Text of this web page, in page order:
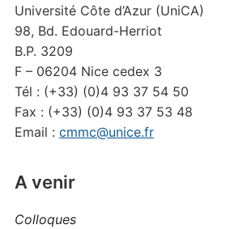
Université Côte d’Azur (UniCA)
98, Bd. Edouard-Herriot
B.P. 3209
F – 06204 Nice cedex 3
Tél : (+33) (0)4 93 37 54 50
Fax : (+33) (0)4 93 37 53 48
Email : cmmc@unice.fr
A venir
Colloques